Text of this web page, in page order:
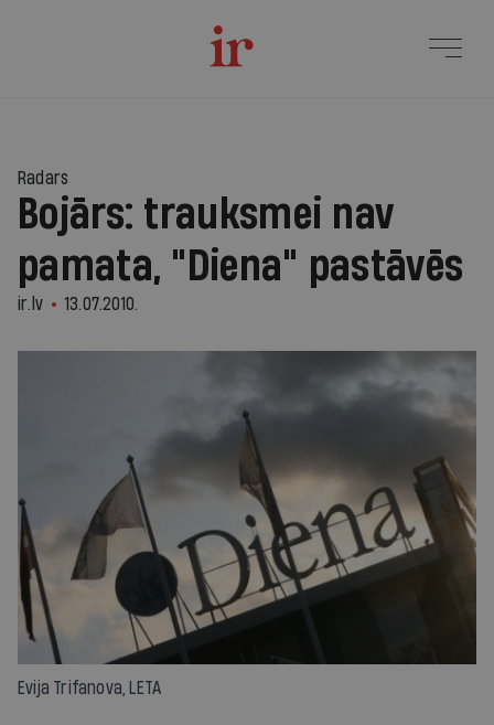
Radars
Bojārs: trauksmei nav
pamata, "Diena" pastāvēs
ir.lv 13.07.2010.
Evija Trifanova, LETA